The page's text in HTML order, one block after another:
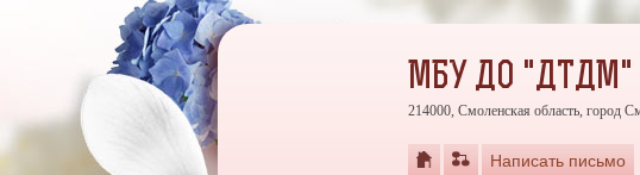
МБУ ДО "ДТДМ"
214000, Смоленская область, город
Написать письмо